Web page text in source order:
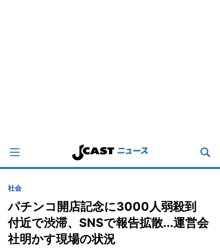
社会
パチンコ開店記念に3000人弱殺到
付近で渋滞、SNSで報告拡散...運営会
社明かす現場の状況